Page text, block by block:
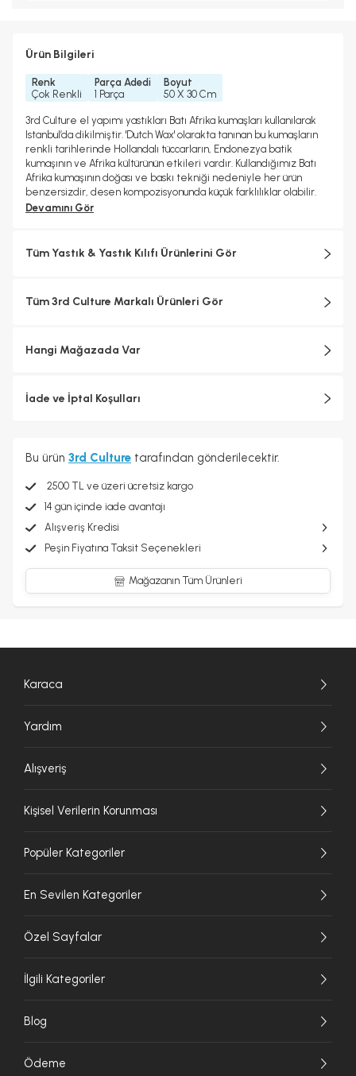
Ürün Bilgileri
Renk
Çok Renkli
Parça Adedi
1 Parça
Boyut
50 X 30 Cm
3rd Culture el yapımı yastıkları Batı Afrika kumaşları kullanılarak
Istanbul’da dikilmiştir. 'Dutch Wax' olarakta tanınan bu kumaşların
renkli tarihlerinde Hollandalı tüccarların, Endonezya batik
kumaşının ve Afrika kültürünün etkileri vardır. Kullandığımız Batı
Afrika kumaşının doğası ve baskı tekniği nedeniyle her ürün
benzersizdir, desen kompozisyonunda küçük farklılıklar olabilir.
Devamını Gör
Tüm Yastık & Yastık Kılıfı Ürünlerini Gör
Tüm 3rd Culture Markalı Ürünleri Gör
Hangi Mağazada Var
İade ve İptal Koşulları
Bu ürün 3rd Culture tarafından gönderilecektir.
2500 TL ve üzeri ücretsiz kargo
14 gün içinde iade avantajı
Alışveriş Kredisi
Peşin Fiyatına Taksit Seçenekleri
Mağazanın Tüm Ürünleri
Karaca
Yardım
Alışveriş
Kişisel Verilerin Korunması
Popüler Kategoriler
En Sevilen Kategoriler
Özel Sayfalar
İlgili Kategoriler
Blog
Ödeme